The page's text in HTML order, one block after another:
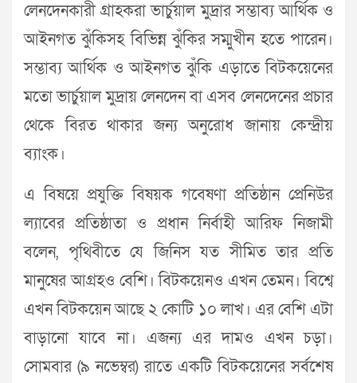
লেনদেনকারী গ্রাহকরা ভার্চুয়াল মুদ্রার সম্ভাব্য আর্থিক ও
আইনগত ঝুঁকিসহ বিভিন্ন ঝুঁকির সম্মুখীন হতে পারেন।
সম্ভাব্য আর্থিক ও আইনগত ঝুঁকি এড়াতে বিটকয়েনের
মতো ভার্চুয়াল মুদ্রায় লেনদেন বা এসব লেনদেনের প্রচার
থেকে বিরত থাকার জন্য অনুরোধ জানায় কেন্দ্রীয়
ব্যাংক।
এ বিষয়ে প্রযুক্তি বিষয়ক গবেষণা প্রতিষ্ঠান প্রেনিউর
ল্যাবের প্রতিষ্ঠাতা ও প্রধান নির্বাহী আরিফ নিজামী
বলেন, পৃথিবীতে যে জিনিস যত সীমিত তার প্রতি
মানুষের আগ্রহও বেশি। বিটকয়েনও এখন তেমন। বিশ্বে
এখন বিটকয়েন আছে ২ কোটি ১০ লাখ। এর বেশি এটা
বাড়ানো যাবে না। এজন্য এর দামও এখন চড়া।
সোমবার (৯ নভেম্বর) রাতে একটি বিটকয়েনের সর্বশেষ